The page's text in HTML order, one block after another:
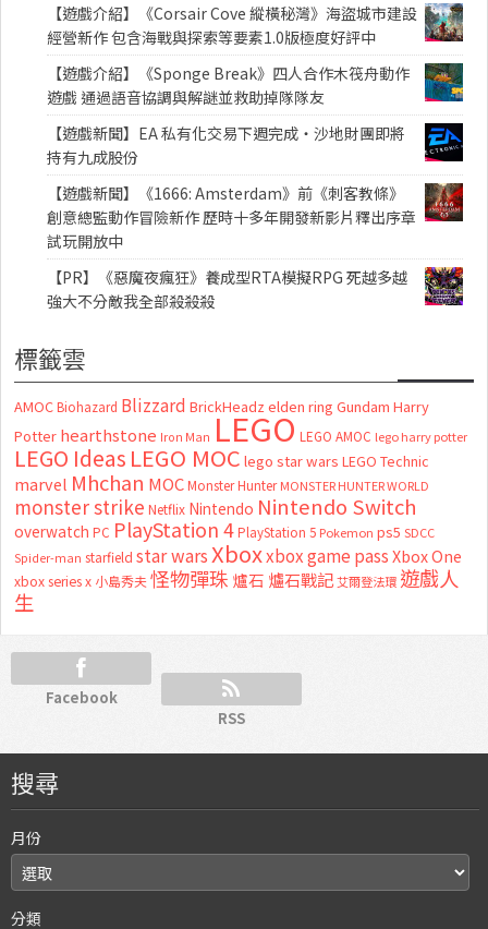
【遊戲介紹】《Corsair Cove 縱橫秘灣》海盜城市建設
經營新作 包含海戰與探索等要素1.0版極度好評中
【遊戲介紹】《Sponge Break》四人合作木筏舟動作
遊戲 通過語音協調與解謎並救助掉隊隊友
【遊戲新聞】EA 私有化交易下週完成・沙地財團即將
持有九成股份
【遊戲新聞】《1666: Amsterdam》前《刺客教條》
創意總監動作冒險新作 歷時十多年開發新影片釋出序章
試玩開放中
【PR】《惡魔夜瘋狂》養成型RTA模擬RPG 死越多越
強大不分敵我全部殺殺殺
標籤雲
AMOC Biohazard Blizzard BrickHeadz elden ring Gundam Harry
Potter hearthstone Iron Man LEGO LEGO AMOC lego harry potter
LEGO Ideas LEGO MOC lego star wars LEGO Technic
marvel Mhchan MOC Monster Hunter MONSTER HUNTER WORLD
monster strike Netflix Nintendo Nintendo Switch
overwatch PC PlayStation 4 PlayStation 5 Pokemon ps5 SDCC
Spider-man starfield star wars Xboxxbox game passXbox One
xbox series x 小島秀夫怪物彈珠 爐石 爐石戰記艾爾登法環 遊戲人
生
Facebook
RSS
搜尋
月份
分類